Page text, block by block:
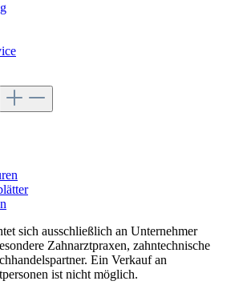
sich ausschließlich an Unternehmer
Zahnarztpraxen, zahntechnische
Ein Verkauf an
ist nicht möglich.